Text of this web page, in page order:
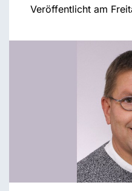
Veröffentlicht am